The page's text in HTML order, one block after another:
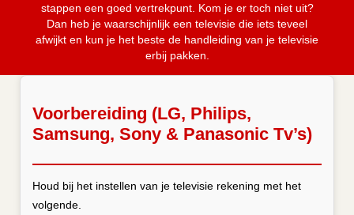
stappen een goed vertrekpunt. Kom je er toch niet uit?
Dan heb je waarschijnlijk een televisie die iets teveel
afwijkt en kun je het beste de handleiding van je televisie
erbij pakken.
Voorbereiding (LG, Philips,
Samsung, Sony & Panasonic Tv’s)
Houd bij het instellen van je televisie rekening met het
volgende.